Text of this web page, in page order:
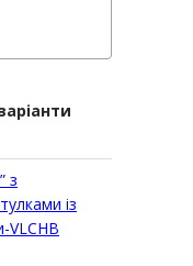
з
із
VLCHB